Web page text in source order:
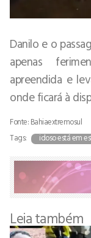
Danilo e o
apenas
apreendida e
onde ficará à
Fonte: Bahiaextremosul
Tags:
idoso está em
Leia também